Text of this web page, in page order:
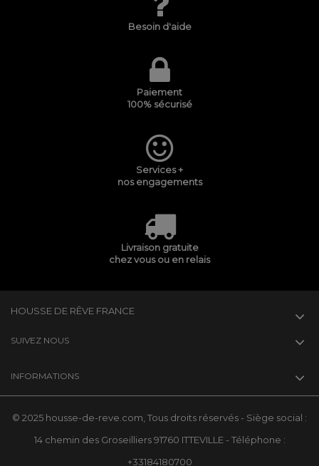
Besoin d'aide
Paiement
100% sécurisé
Services +
nos engagements
Livraison gratuite
chez vous ou en relais
HOUSSE DE RÊVE FRANCE
SUIVEZ NOUS
INFORMATIONS
© 2025 housse-de-reve.com, Tous droits réservés - Siège social :
14 chemin des Groseilliers 91760 ITTEVILLE - Téléphone :
+33184180700